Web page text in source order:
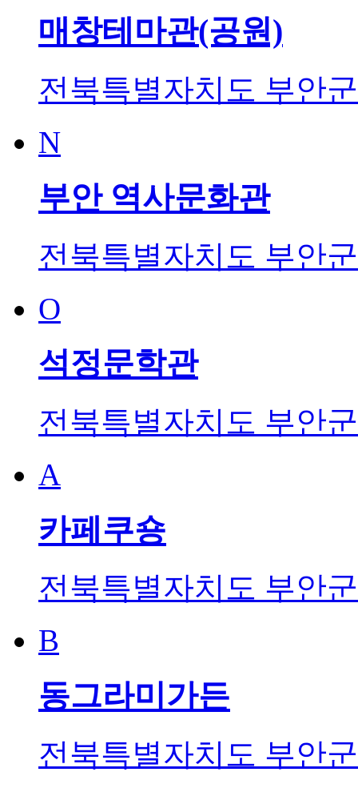
매창테마관(공원)
전북특별자치도 부안
N
부안 역사문화관
전북특별자치도 부안
O
석정문학관
전북특별자치도 부안
A
카페쿠숑
전북특별자치도 부안
B
동그라미가든
전북특별자치도 부안